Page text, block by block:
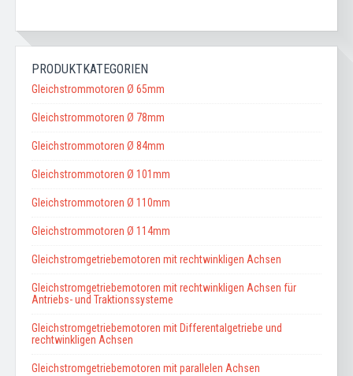
PRODUKTKATEGORIEN
Gleichstrommotoren Ø 65mm
Gleichstrommotoren Ø 78mm
Gleichstrommotoren Ø 84mm
Gleichstrommotoren Ø 101mm
Gleichstrommotoren Ø 110mm
Gleichstrommotoren Ø 114mm
Gleichstromgetriebemotoren mit rechtwinkligen Achsen
Gleichstromgetriebemotoren mit rechtwinkligen Achsen für
Antriebs- und Traktionssysteme
Gleichstromgetriebemotoren mit Differentalgetriebe und
rechtwinkligen Achsen
Gleichstromgetriebemotoren mit parallelen Achsen